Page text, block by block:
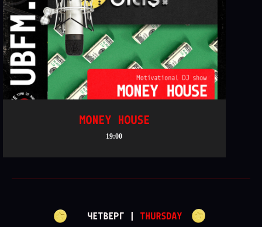
MONEY HOUSE
19:00
ЧЕТВЕРГ | THURSDAY